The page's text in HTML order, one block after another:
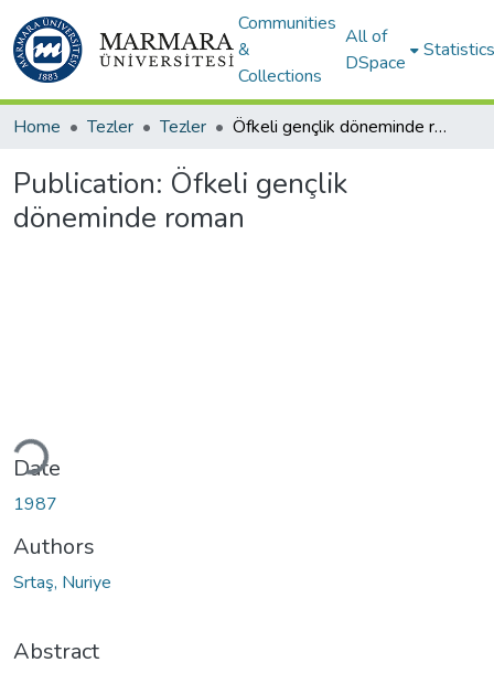
Communities
&
Collections
All of
DSpace
Statistics
Home Tezler Tezler Öfkeli gençlik döneminde roman
Publication: Öfkeli gençlik
döneminde roman
Date
1987
Authors
Srtaş, Nuriye
Abstract